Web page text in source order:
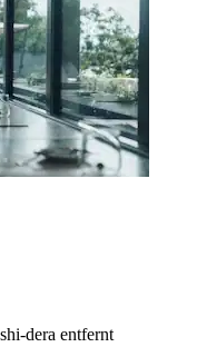
dera entfernt